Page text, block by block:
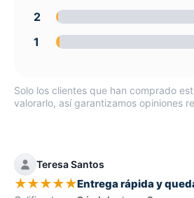
2
1
Solo los clientes que han comprado
valorarlo, así garantizamos opiniones
Teresa Santos
★★★★★Entrega rápida y